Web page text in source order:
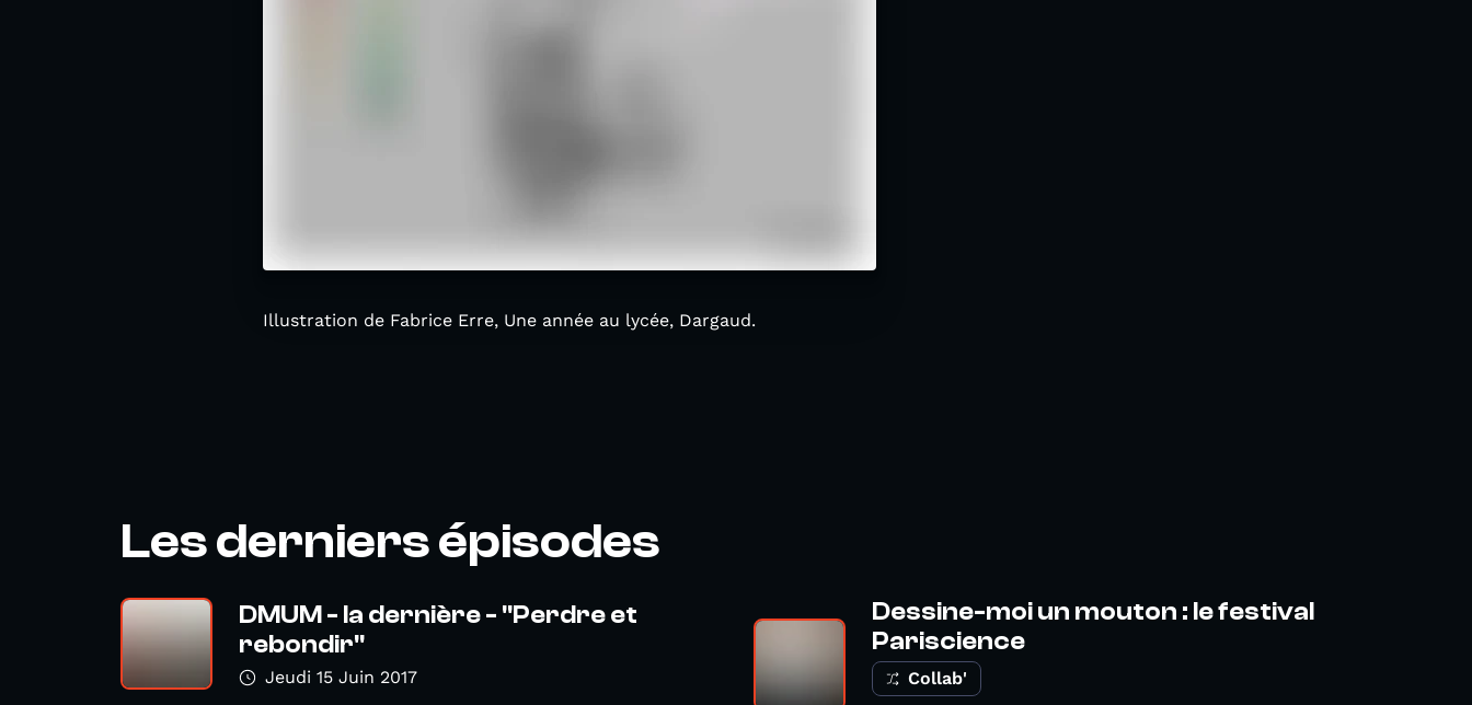
Illustration de Fabrice Erre, Une année au lycée, Dargaud.
Les derniers épisodes
DMUM - la dernière - "Perdre et
rebondir"
Jeudi 15 Juin 2017
Dessine-moi un mouton : le festival
Pariscience
Collab'